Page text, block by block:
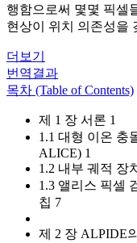
행함으로써 몇몇 픽셀
현상이 위치 의존성을
더보기
번역결과
목차 (Table of Contents)
제 1 장 서론 1
1.1 대형 이온 충
ALICE) 1
1.2 내부 궤적 장
1.3 앨리스 픽셀
칩 7
제 2 장 ALPIDE